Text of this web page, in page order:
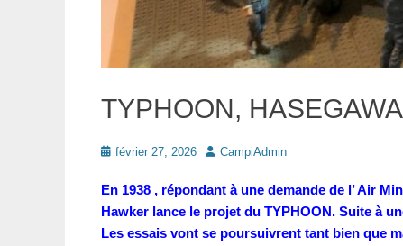
TYPHOON,
Postéfévrier 27, 2026 Auteur
CampiAdmin
En 1938 , répondant à une demande de l’ Air
Hawker lance le projet du TYPHOON. Suite à
Les essais vont se poursuivrent tant bien que